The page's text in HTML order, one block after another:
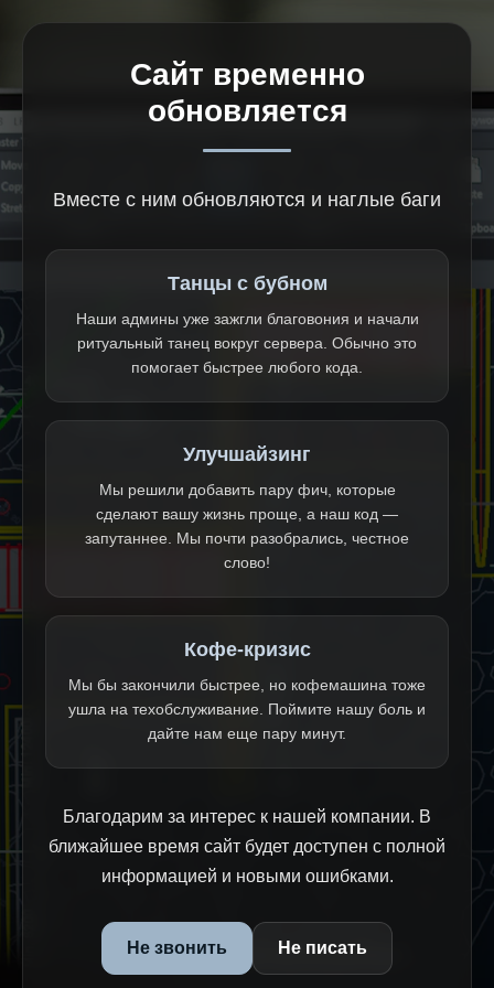
Сайт временно
обновляется
Вместе с ним обновляются и наглые баги
Танцы с бубном
Наши админы уже зажгли благовония и начали
ритуальный танец вокруг сервера. Обычно это
помогает быстрее любого кода.
Улучшайзинг
Мы решили добавить пару фич, которые
сделают вашу жизнь проще, а наш код —
запутаннее. Мы почти разобрались, честное
слово!
Кофе-кризис
Мы бы закончили быстрее, но кофемашина тоже
ушла на техобслуживание. Поймите нашу боль и
дайте нам еще пару минут.
Благодарим за интерес к нашей компании. В
ближайшее время сайт будет доступен с полной
информацией и новыми ошибками.
Не звонить Не писать